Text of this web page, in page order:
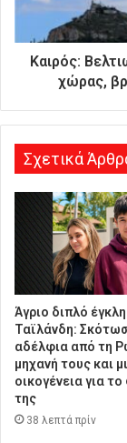
ν
Καιρός:
χώρας,
Σχετικά
Άγριο διπλό
Ταϊλάνδη:
αδέλφια από τη
μηχανή τους και
οικογένεια για
της
38 λεπτά πρίν